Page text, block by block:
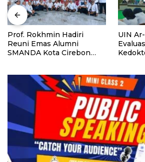
Prof. Rokhmin Hadiri
Reuni Emas Alumni
SMANDA Kota Cirebon
UIN